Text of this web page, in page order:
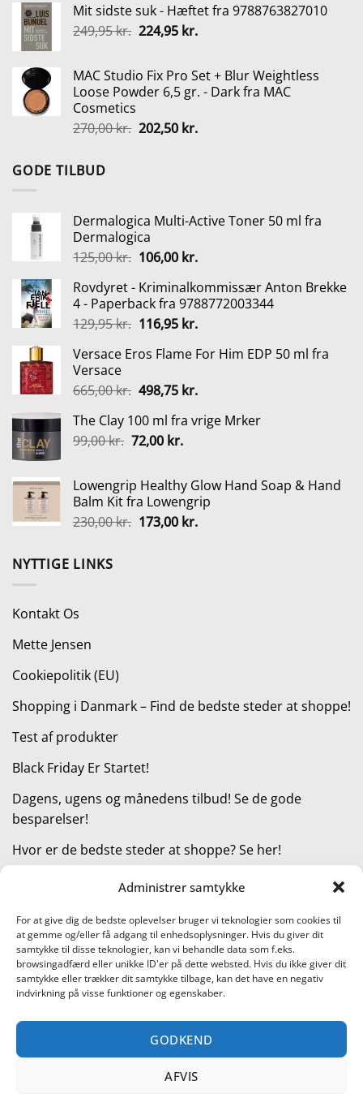
Administrer samtykke
For at give dig de bedste oplevelser bruger vi teknologier som cookies til
at gemme og/eller få adgang til enhedsoplysninger. Hvis du giver dit
samtykke til disse teknologier, kan vi behandle data som f.eks.
browsingadfærd eller unikke ID'er på dette websted. Hvis du ikke giver dit
samtykke eller trækker dit samtykke tilbage, kan det have en negativ
indvirkning på visse funktioner og egenskaber.
GODKEND
AFVIS
pris
var:
pris
Mit sidste suk - Hæftet fra 9788763827010
249,95kr. Den
var:
249,95 kr..
224,95 kr.Den
er:
224,95 kr..
MAC Studio Fix Pro Set + Blur Weightless
Loose Powder 6,5 gr. - Dark fra MAC
Cosmetics
270,00kr. Den
202,50 kr.Den
GODE TILBUD
Dermalogica Multi-Active Toner 50 ml fra
Dermalogica
125,00kr. Den
pris
var:
125,00 kr..
106,00 kr.Den
pris
er:
106,00 kr..
Rovdyret - Kriminalkommissær Anton Brekke
4 - Paperback fra 9788772003344
129,95kr. Den
pris
129,95 kr..
116,95 kr.Den
pris
116,95 kr..
Versace Eros Flame For Him EDP 50 ml fra
Versace
665,00kr. Den
pris
var:
498,75 kr.Den
pris
The Clay 100 ml fra vrige Mrker
99,00kr. Den
var:
99,00 kr..
72,00 kr.Den
er:
72,00 kr..
Lowengrip Healthy Glow Hand Soap & Hand
Balm Kit fra Lowengrip
230,00kr. Den
173,00 kr.Den
NYTTIGE LINKS
Kontakt Os
Mette Jensen
Cookiepolitik (EU)
Shopping i Danmark – Find de bedste steder at shoppe!
Test af produkter
Black Friday Er Startet!
Dagens, ugens og månedens tilbud! Se de gode
besparelser!
Hvor er de bedste steder at shoppe? Se her!
Kategorier
Læs vores guide til online shopping
PayPal Stripe
On
METTE JENSEN